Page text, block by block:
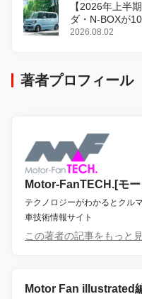
【2026年上半
ダ・N-BOXが
感
2026.08.02
著者プロフィール
Motor-FanTECH.[モ
テクノロジーがわかるとクル
車技術情報サイト
この著者の記事をもっと
Motor Fan illustrated